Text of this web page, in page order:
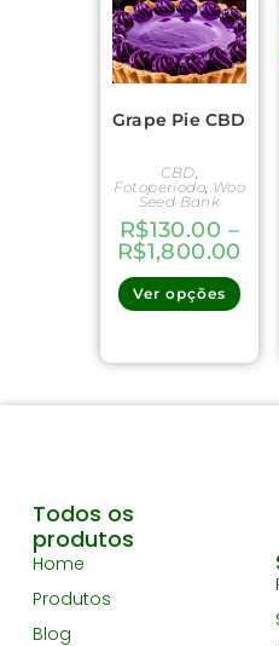
Grape Pie CBD
CBD
Fotoperíodo Woo
Seed Bank
R$130.00 –
R$1,800.00
Ver opções
Todos os
produtos
Home
Produtos
Blog